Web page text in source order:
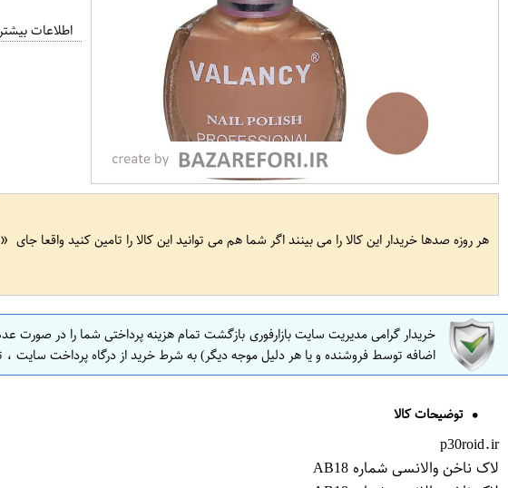
اطلاعات بیشتر
هر روزه صدها خریدار این کالا را می بینند اگر شما هم می توانید این کالا را تامین کنید واقعا جای
خریدار گرامی مدیریت سایت بازارفوری بازگشت تمام هزینه پرداختی شما را در
اضافه توسط فروشنده و یا هر دلیل موجه دیگر) به شرط خرید از درگاه پرداخت سایت
توضیحات کالا
p30roid.ir
لاک ناخن والانسی شماره AB18